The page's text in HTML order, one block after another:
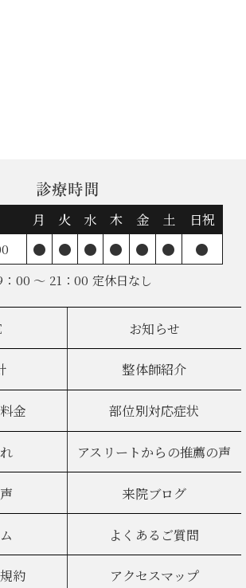
診療時間
月 火 水 木 金 土 日祝
● ● ● ● ● ● ●
00 ～ 21：00 定休日なし
お知らせ
整体師紹介
金 部位別対応症状
アスリートからの推薦の声
来院ブログ
よくあるご質問
約 アクセスマップ